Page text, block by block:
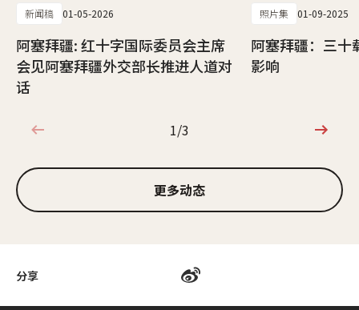
分享
新闻稿 01-05-2026
阿塞拜疆: 红十字国际委员会主席
会见阿塞拜疆外交部长推进人道对
话
照片集 01-09-2025
阿塞拜疆：三十
影响
1/3
1/3
更多动态